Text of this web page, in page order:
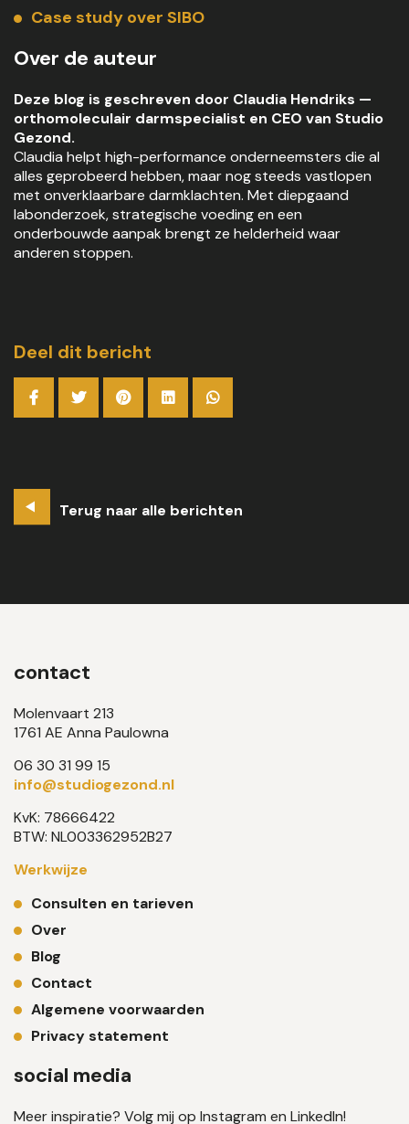
Case study over SIBO
Over de auteur
Deze blog is geschreven door Claudia Hendriks —
orthomoleculair darmspecialist en CEO van Studio
Gezond.
Claudia helpt high-performance onderneemsters die al
alles geprobeerd hebben, maar nog steeds vastlopen
met onverklaarbare darmklachten. Met diepgaand
labonderzoek, strategische voeding en een
onderbouwde aanpak brengt ze helderheid waar
anderen stoppen.
Deel dit bericht
Terug naar alle berichten
contact
Molenvaart 213
1761 AE Anna Paulowna
06 30 31 99 15
info@studiogezond.nl
KvK: 78666422
BTW: NL003362952B27
Werkwijze
Consulten en tarieven
Over
Blog
Contact
Algemene voorwaarden
Privacy statement
social media
Meer inspiratie? Volg mij op Instagram en LinkedIn!